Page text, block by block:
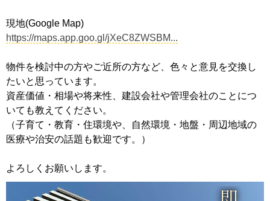
現地(Google Map)
https://maps.app.goo.gl/jXeC8ZWSBM...
物件を検討中の方やご近所の方など、色々と意見を交換し
たいと思っています。
資産価値・相場や将来性、建設会社や管理会社のことにつ
いても教えてください。
（子育て・教育・住環境や、自然環境・地盤・周辺地域の
医療や治安の話題も歓迎です。）
よろしくお願いします。